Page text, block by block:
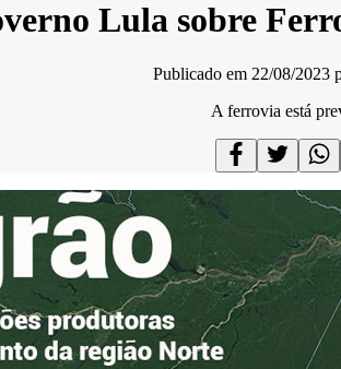
Lula sobre
Publicado em 22/08/2023
A ferrovia está